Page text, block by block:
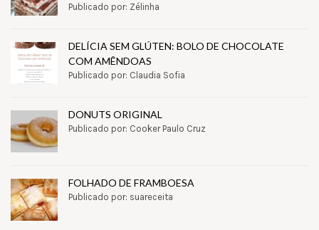
Publicado por: Zélinha
DELÍCIA SEM GLÚTEN: BOLO DE CHOCOLATE
COM AMÊNDOAS
Publicado por: Claudia Sofia
DONUTS ORIGINAL
Publicado por: Cooker Paulo Cruz
FOLHADO DE FRAMBOESA
Publicado por: suareceita